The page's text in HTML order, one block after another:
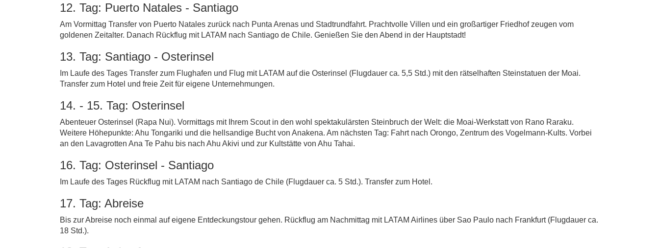
12. Tag: Puerto Natales - Santiago
Am Vormittag Transfer von Puerto Natales zurück nach Punta Arenas und Stadtrundfahrt. Prachtvolle Villen und ein großartiger Friedhof zeugen vom
goldenen Zeitalter. Danach Rückflug mit LATAM nach Santiago de Chile. Genießen Sie den Abend in der Hauptstadt!
13. Tag: Santiago - Osterinsel
Im Laufe des Tages Transfer zum Flughafen und Flug mit LATAM auf die Osterinsel (Flugdauer ca. 5,5 Std.) mit den rätselhaften Steinstatuen der Moai.
Transfer zum Hotel und freie Zeit für eigene Unternehmungen.
14. - 15. Tag: Osterinsel
Abenteuer Osterinsel (Rapa Nui). Vormittags mit Ihrem Scout in den wohl spektakulärsten Steinbruch der Welt: die Moai-Werkstatt von Rano Raraku.
Weitere Höhepunkte: Ahu Tongariki und die hellsandige Bucht von Anakena. Am nächsten Tag: Fahrt nach Orongo, Zentrum des Vogelmann-Kults. Vorbei
an den Lavagrotten Ana Te Pahu bis nach Ahu Akivi und zur Kultstätte von Ahu Tahai.
16. Tag: Osterinsel - Santiago
Im Laufe des Tages Rückflug mit LATAM nach Santiago de Chile (Flugdauer ca. 5 Std.). Transfer zum Hotel.
17. Tag: Abreise
Bis zur Abreise noch einmal auf eigene Entdeckungstour gehen. Rückflug am Nachmittag mit LATAM Airlines über Sao Paulo nach Frankfurt (Flugdauer ca.
18 Std.).